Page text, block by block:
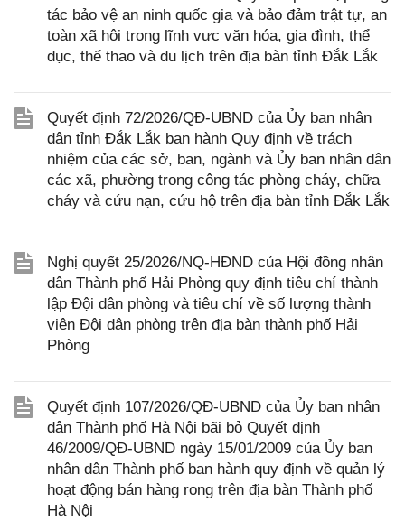
tác bảo vệ an ninh quốc gia và bảo đảm trật tự, an
toàn xã hội trong lĩnh vực văn hóa, gia đình, thể
dục, thể thao và du lịch trên địa bàn tỉnh Đắk Lắk
Quyết định 72/2026/QĐ-UBND của Ủy ban nhân
dân tỉnh Đắk Lắk ban hành Quy định về trách
nhiệm của các sở, ban, ngành và Ủy ban nhân dân
các xã, phường trong công tác phòng cháy, chữa
cháy và cứu nạn, cứu hộ trên địa bàn tỉnh Đắk Lắk
Nghị quyết 25/2026/NQ-HĐND của Hội đồng nhân
dân Thành phố Hải Phòng quy định tiêu chí thành
lập Đội dân phòng và tiêu chí về số lượng thành
viên Đội dân phòng trên địa bàn thành phố Hải
Phòng
Quyết định 107/2026/QĐ-UBND của Ủy ban nhân
dân Thành phố Hà Nội bãi bỏ Quyết định
46/2009/QĐ-UBND ngày 15/01/2009 của Ủy ban
nhân dân Thành phố ban hành quy định về quản lý
hoạt động bán hàng rong trên địa bàn Thành phố
Hà Nội